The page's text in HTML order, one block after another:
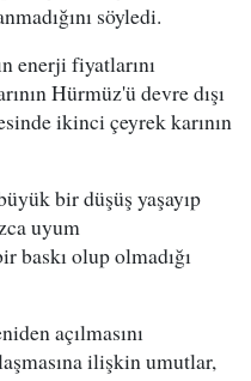
söyledi.
enerji fiyatlarını
Hürmüz'ü devre dışı
ikinci çeyrek karının
bir düşüş yaşayıp
uyum
baskı olup olmadığı
açılmasını
ilişkin umutlar,